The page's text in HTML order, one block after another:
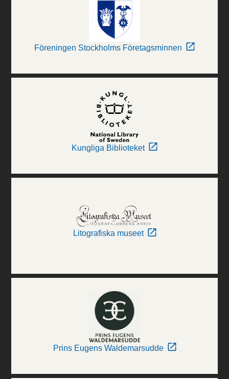
Föreningen Stockholms Företagsminnen
Kungliga Biblioteket
Litografiska museet
Prins Eugens Waldemarsudde